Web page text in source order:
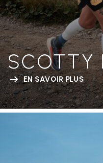
SCOTTY
EN SAVOIR PLUS